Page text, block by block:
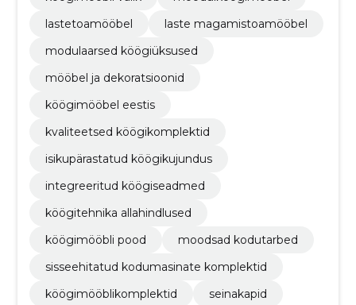
lastetoamööbel
laste magamistoamööbel
modulaarsed köögiüksused
mööbel ja dekoratsioonid
köögimööbel eestis
kvaliteetsed köögikomplektid
isikupärastatud köögikujundus
integreeritud köögiseadmed
köögitehnika allahindlused
köögimööbli pood
moodsad kodutarbed
sisseehitatud kodumasinate komplektid
köögimööblikomplektid
seinakapid